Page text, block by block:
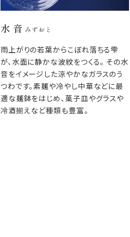
水 音 みずおと
雨上がりの若葉からこぼれ落ちる雫
が、水面に静かな波紋をつくる。 その水
音をイメージした涼やかなガラスのう
つわです。素麺や冷やし中華などに最
適な麺鉢をはじめ、菓子皿やグラスや
冷酒揃えなど種類も豊富。